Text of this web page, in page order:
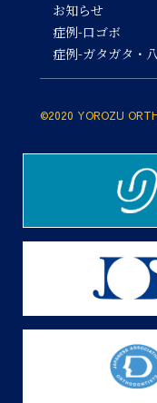
お知らせ
症例-口ゴボ
症例-ガタガタ・
©2020 YOROZU